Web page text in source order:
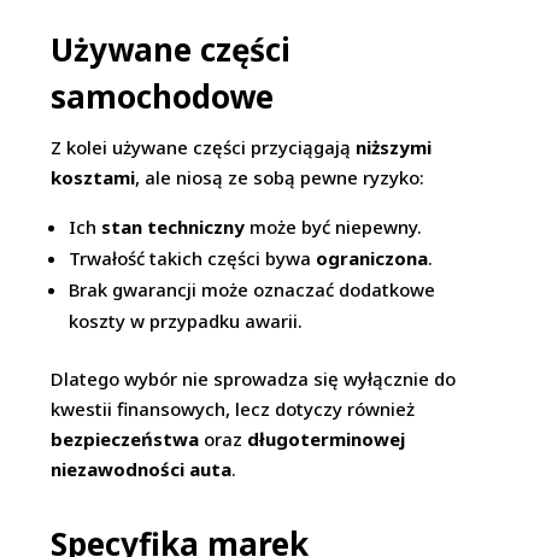
Używane części
samochodowe
Z kolei używane części przyciągają niższymi
kosztami, ale niosą ze sobą pewne ryzyko:
Ich stan techniczny może być niepewny.
Trwałość takich części bywa ograniczona.
Brak gwarancji może oznaczać dodatkowe
koszty w przypadku awarii.
Dlatego wybór nie sprowadza się wyłącznie do
kwestii finansowych, lecz dotyczy również
bezpieczeństwa oraz długoterminowej
niezawodności auta.
Specyfika marek